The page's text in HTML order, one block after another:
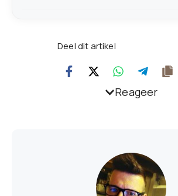
Deel dit artikel
Reageer